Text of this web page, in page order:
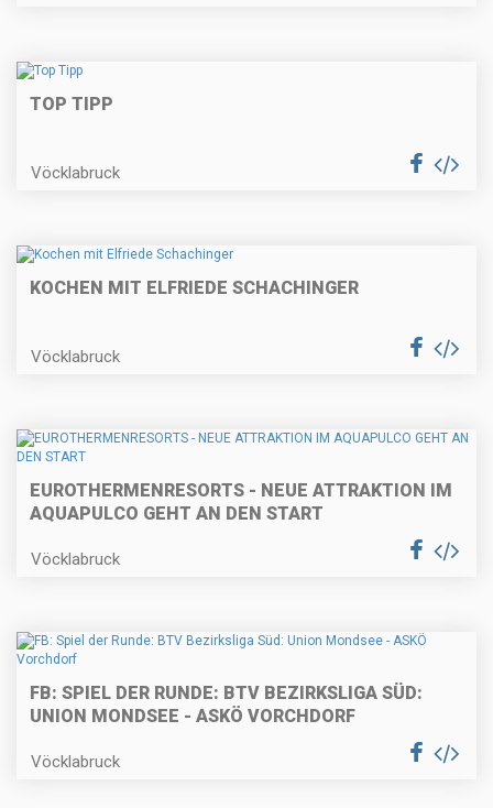
TOP TIPP
Vöcklabruck
KOCHEN MIT ELFRIEDE SCHACHINGER
Vöcklabruck
EUROTHERMENRESORTS - NEUE ATTRAKTION IM
AQUAPULCO GEHT AN DEN START
Vöcklabruck
FB: SPIEL DER RUNDE: BTV BEZIRKSLIGA SÜD:
UNION MONDSEE - ASKÖ VORCHDORF
Vöcklabruck